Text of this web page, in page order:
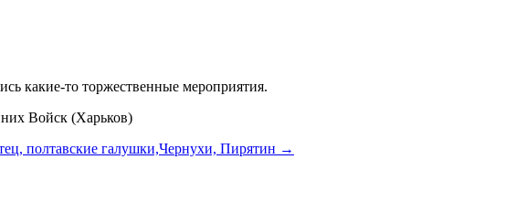
какие-то торжественные мероприятия.
Войск (Харьков)
полтавские галушки,Чернухи, Пирятин →